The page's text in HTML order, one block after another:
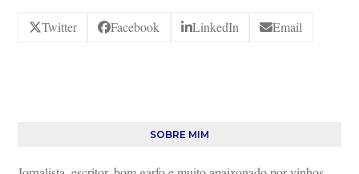
Twitter Facebook LinkedIn Email
SOBRE MIM